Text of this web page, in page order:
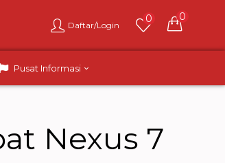
Daftar/Login
0 0
Pusat Informasi
Nexus 7